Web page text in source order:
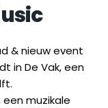
& nieuw event
in De Vak, een
muzikale